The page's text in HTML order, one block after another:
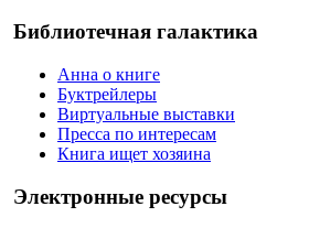
Библиотечная галактика
Анна о книге
Буктрейлеры
Виртуальные выставки
Пресса по интересам
Книга ищет хозяина
Электронные ресурсы